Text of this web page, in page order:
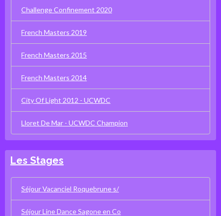
Challenge Confinement 2020
French Masters 2019
French Masters 2015
French Masters 2014
City Of Light 2012 - UCWDC
Lloret De Mar - UCWDC Champion
Les Stages
Séjour Vacanciel Roquebrune s/
Séjour Line Dance Sagone en Co